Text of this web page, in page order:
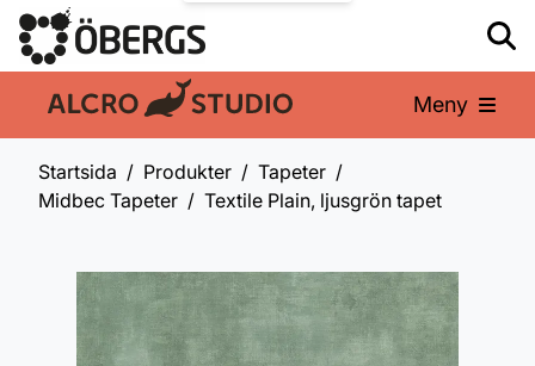
En del av: Meny
Startsida Produkter
Tapeter
Midbec Tapeter
Textile Plain, ljusgrön tapet